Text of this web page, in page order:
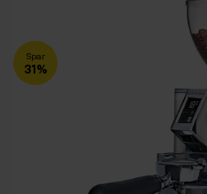
Spar
31%